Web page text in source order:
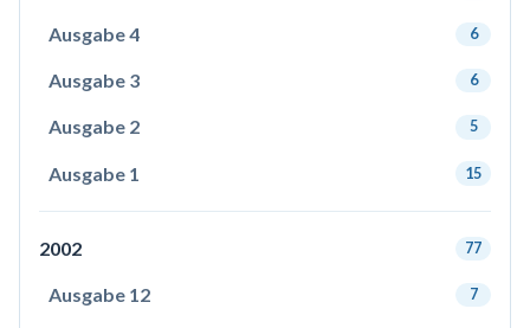
Ausgabe 4 6
Ausgabe 3 6
Ausgabe 2 5
Ausgabe 1 15
2002 77
Ausgabe 12 7